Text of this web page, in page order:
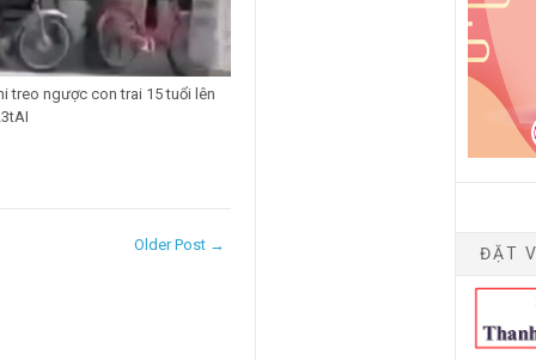
treo ngược con trai 15 tuổi lên
Older Post → ĐẶT